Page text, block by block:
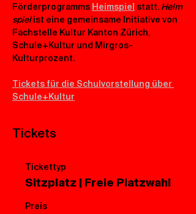
Förderprogramms Heimspiel statt. Heim
spiel ist eine gemeinsame Initiative von
Fachstelle Kultur Kanton Zürich,
Schule+Kultur und Mirgros-
Kulturprozent.
Tickets für die Schulvorstellung über
Schule+Kultur
Tickets
Tickettyp
Sitzplatz | Freie Platzwahl
Preis